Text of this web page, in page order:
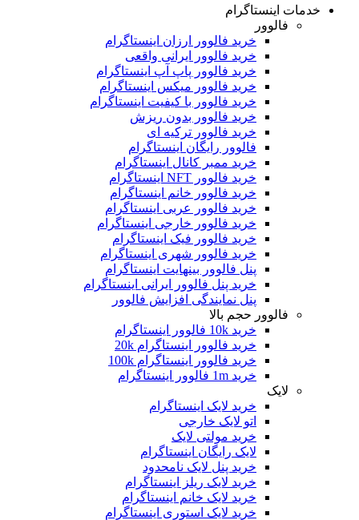
خدمات اینستاگرام
فالوور
خرید فالوور ارزان اینستاگرام
خرید فالوور ایرانی واقعی
خرید فالوور پاپ آپ اینستاگرام
خرید فالوور میکس اینستاگرام
خرید فالوور با کیفیت اینستاگرام
خرید فالوور بدون ریزش
خرید فالوور ترکیه ای
فالوور رایگان اینستاگرام
خرید ممبر کانال اینستاگرام
خرید فالوور NFT اینستاگرام
خرید فالوور خانم اینستاگرام
خرید فالوور عربی اینستاگرام
خرید فالوور خارجی اینستاگرام
خرید فالوور فیک اینستاگرام
خرید فالوور شهری اینستاگرام
پنل فالوور بینهایت اینستاگرام
خرید پنل فالوور ایرانی اینستاگرام
پنل نمایندگی افزایش فالوور
فالوور حجم بالا
خرید 10k فالوور اینستاگرام
خرید فالوور اینستاگرام 20k
خرید فالوور اینستاگرام 100k
خرید 1m فالوور اینستاگرام
لایک
خرید لایک اینستاگرام
اتو لایک خارجی
خرید مولتی لایک
لایک رایگان اینستاگرام
خرید پنل لایک نامحدود
خرید لایک ریلز اینستاگرام
خرید لایک خانم اینستاگرام
خرید لایک استوری اینستاگرام